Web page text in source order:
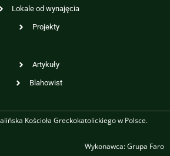
Lokale od wynajęcia
Projekty
Artykuły
Blahowist
Kościoła Greckokatolickiego w Polsce.
Wykonawca:Grupa Faro